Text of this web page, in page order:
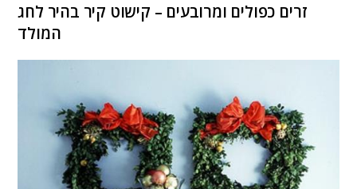
זרים כפולים ומרובעים – קישוט קיר בהיר לחג
המולד